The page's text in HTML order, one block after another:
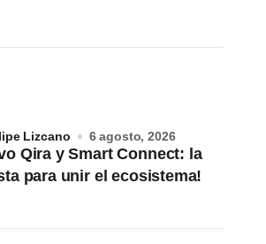
Qira y Smart Connect: la
para unir el ecosistema!
Lizcano 6 agosto, 2026